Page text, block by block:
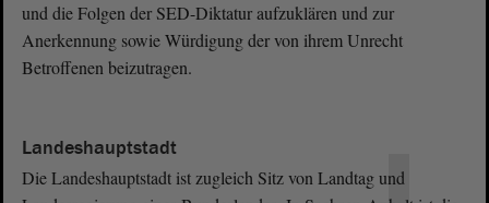
und die Folgen der SED-Diktatur aufzuklären und zur
Anerkennung sowie Würdigung der von ihrem Unrecht
Betroffenen beizutragen.
Landeshauptstadt
Die Landeshauptstadt ist zugleich Sitz von Landtag und